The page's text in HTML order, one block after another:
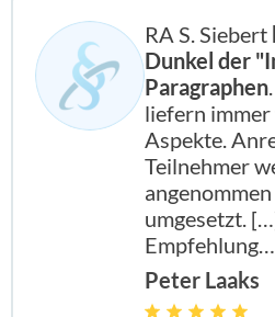
RA S. Siebert
Dunkel der
Paragraphen
liefern
Aspekte.
Teilnehmer
umgesetzt.
Empfehlung…
Peter Laaks